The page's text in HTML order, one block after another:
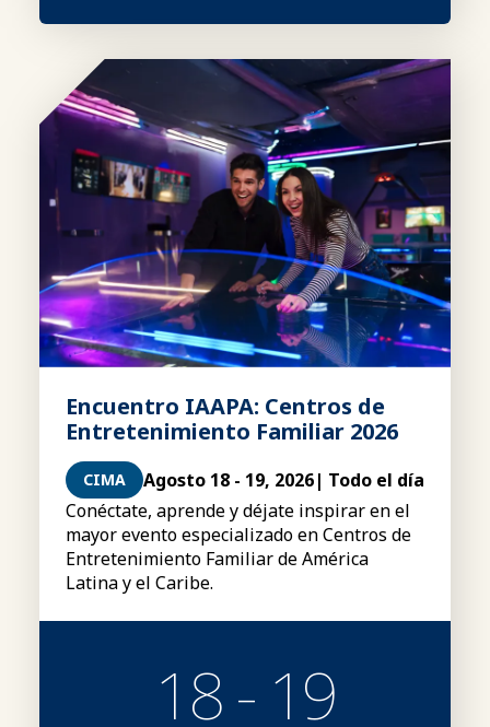
Encuentro IAAPA: Centros de
Entretenimiento Familiar 2026
CIMA Agosto 18 - 19, 2026| Todo el día
Conéctate, aprende y déjate inspirar en el
mayor evento especializado en Centros de
Entretenimiento Familiar de América
Latina y el Caribe.
18 - 19